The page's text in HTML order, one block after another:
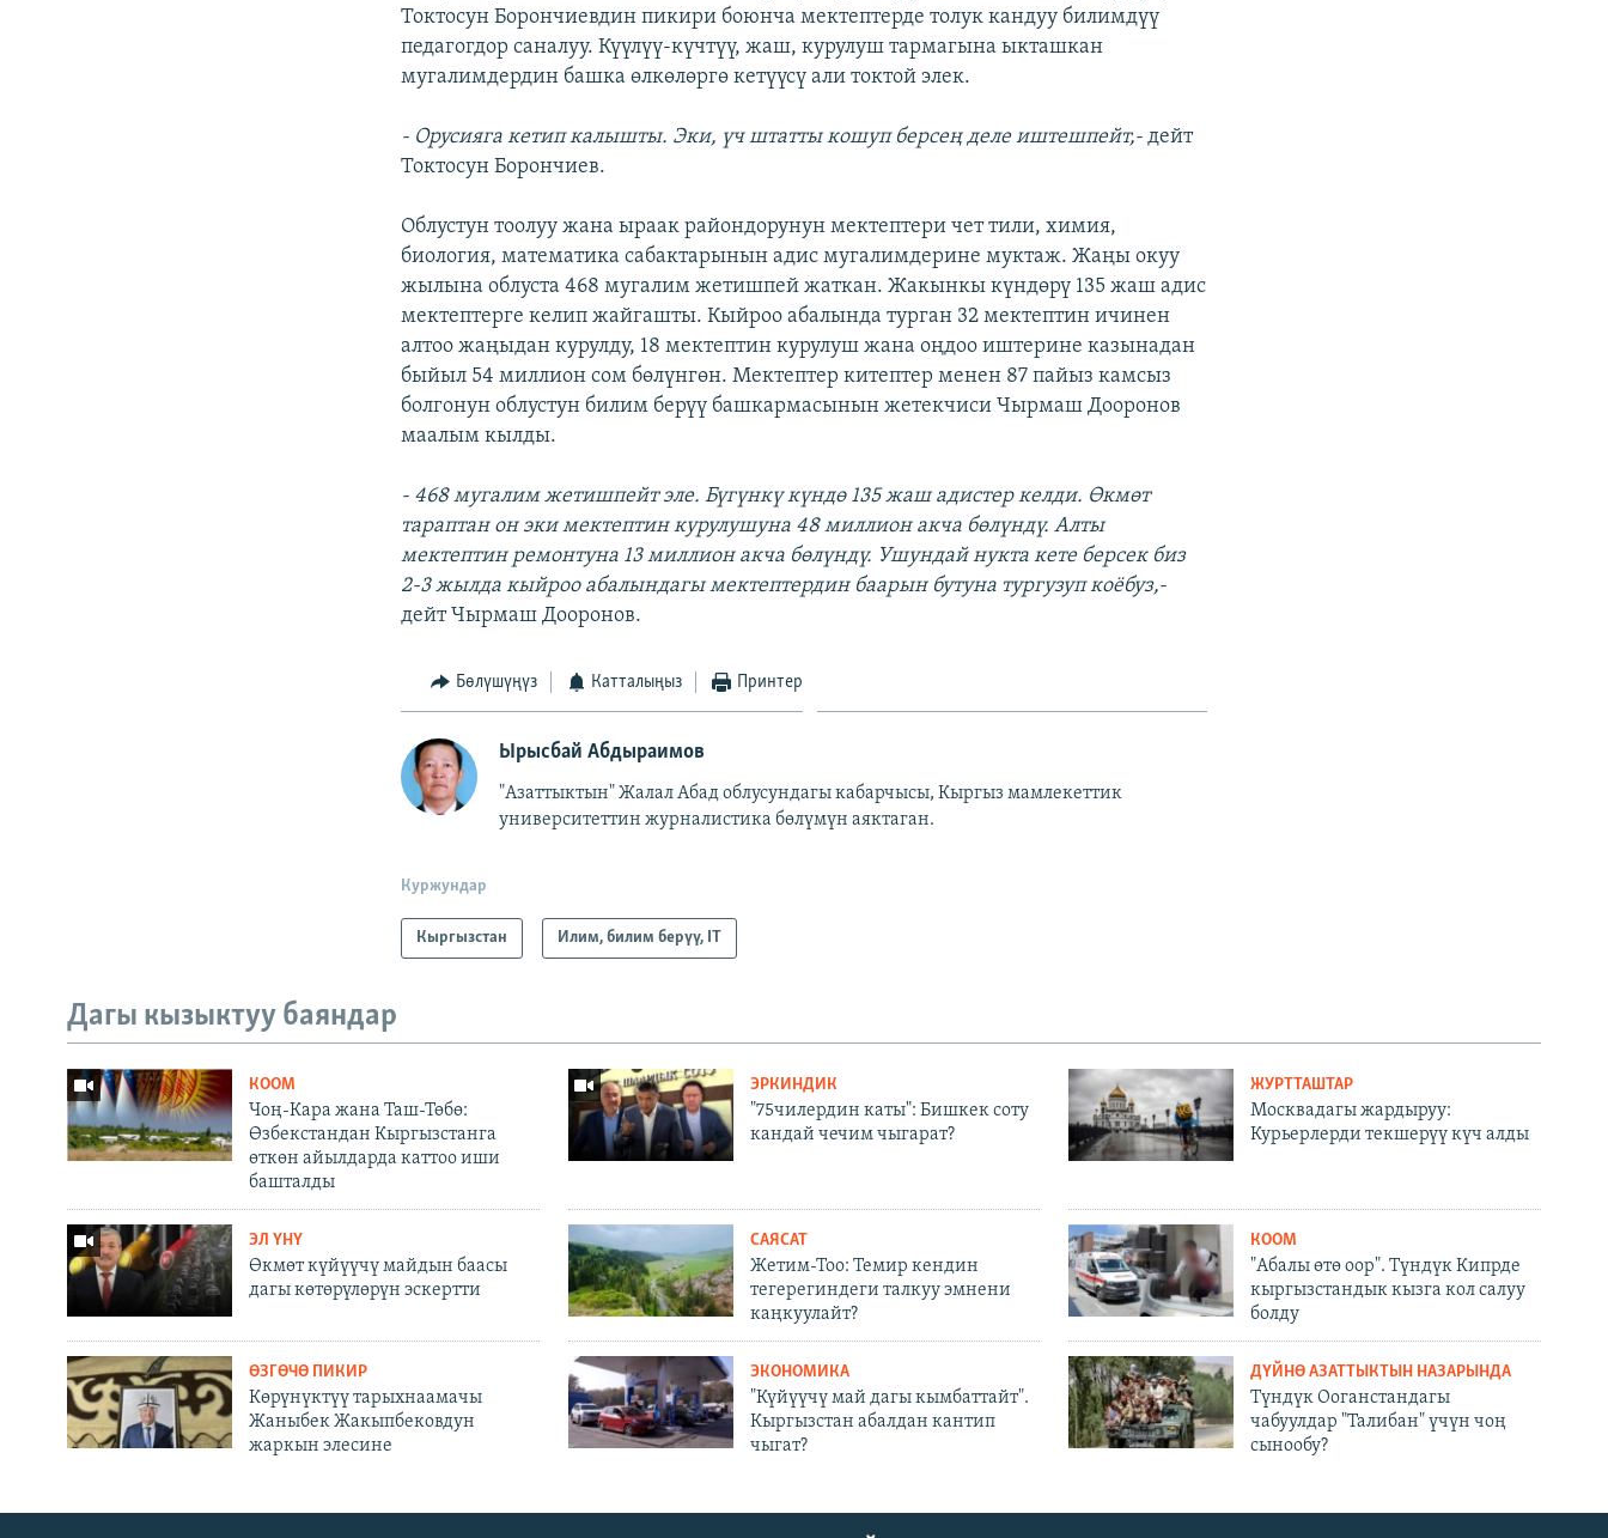
Токтосун Борончиевдин пикири боюнча мектептерде толук кандуу билимдүү
педагогдор саналуу. Күүлүү-күчтүү, жаш, курулуш тармагына ыкташкан
мугалимдердин башка өлкөлөргө кетүүсү али токтой элек.
- Орусияга кетип калышты. Эки, үч штатты кошуп берсең деле иштешпейт,-дейт
Токтосун Борончиев.
Облустун тоолуу жана ыраак райондорунун мектептери чет тили, химия,
биология, математика сабактарынын адис мугалимдерине муктаж. Жаңы окуу
жылына облуста 468 мугалим жетишпей жаткан. Жакынкы күндөрү 135 жаш адис
мектептерге келип жайгашты. Кыйроо абалында турган 32 мектептин ичинен
алтоо жаңыдан курулду, 18 мектептин курулуш жана оңдоо иштерине казынадан
быйыл 54 миллион сом бөлүнгөн. Мектептер китептер менен 87 пайыз камсыз
болгонун облустун билим берүү башкармасынын жетекчиси Чырмаш Дооронов
маалым кылды.
- 468 мугалим жетишпейт эле. Бүгүнкү күндө 135 жаш адистер келди. Өкмөт
тараптан он эки мектептин курулушуна 48 миллион акча бөлүндү. Алты
мектептин ремонтуна 13 миллион акча бөлүндү. Ушундай нукта кете берсек биз
2-3 жылда кыйроо абалындагы мектептердин баарын бутуна тургузуп коёбуз,-
дейт Чырмаш Дооронов.
Бөлүшүңүз Катталыңыз Принтер
Ырысбай Абдыраимов
"Азаттыктын" Жалал Абад облусундагы кабарчысы, Кыргыз мамлекеттик
университеттин журналистика бөлүмүн аяктаган.
Куржундар
Кыргызстан Илим, билим берүү, IT
Дагы кызыктуу баяндар
КООМ
Чоң-Кара жана Таш-Төбө:
Өзбекстандан Кыргызстанга
өткөн айылдарда каттоо иши
башталды
ЭРКИНДИК
"75чилердин каты": Бишкек соту
кандай чечим чыгарат?
ЖУРТТАШТАР
Москвадагы жардыруу:
Курьерлерди текшерүү күч алды
ЭЛ ҮНҮ
Өкмөт күйүүчү майдын баасы
дагы көтөрүлөрүн эскертти
САЯСАТ
Жетим-Тоо: Темир кендин
тегерегиндеги талкуу эмнени
каңкуулайт?
КООМ
"Абалы өтө оор". Түндүк Кипрде
кыргызстандык кызга кол салуу
болду
ӨЗГӨЧӨ ПИКИР
Көрүнүктүү тарыхнаамачы
Жаныбек Жакыпбековдун
жаркын элесине
ЭКОНОМИКА
"Күйүүчү май дагы кымбаттайт".
Кыргызстан абалдан кантип
чыгат?
ДҮЙНӨ АЗАТТЫКТЫН НАЗАРЫНДА
Түндүк Ооганстандагы
чабуулдар "Талибан" үчүн чоң
сынообу?